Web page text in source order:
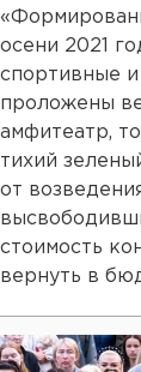
осени 2021
спортивные
проложены
амфитеатр,
тихий
от
стоимость
вернуть в